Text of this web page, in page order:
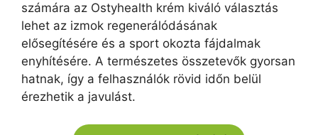
számára az Ostyhealth krém kiváló választás
lehet az izmok regenerálódásának
elősegítésére és a sport okozta fájdalmak
enyhítésére. A természetes összetevők gyorsan
hatnak, így a felhasználók rövid időn belül
érezhetik a javulást.